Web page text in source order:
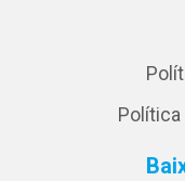
Política